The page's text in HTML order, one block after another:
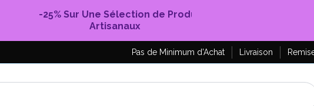
-25% Sur Une Sélection de Produits
Artisanaux
Pas de Minimum d'Achat Livraison